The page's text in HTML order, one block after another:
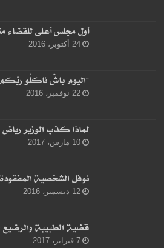
أول مجلس أعلى للقضاء
24 أكتوبر، 2016
“اليوم باشْ ناكلُو
22 نوفمبر، 2016
لماذا كذب الوزير
10 مارس، 2017
نوفل الشخصية
12 ديسمبر، 2016
قضية الطبيبة والرضيع
7 فبراير، 2017